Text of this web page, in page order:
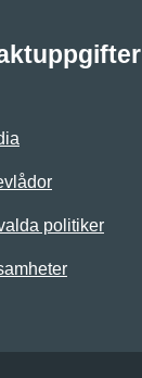
politiker